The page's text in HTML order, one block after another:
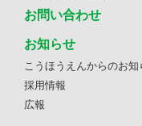
お問い合わせ
お知らせ
こうほうえんからのお知
採用情報
広報